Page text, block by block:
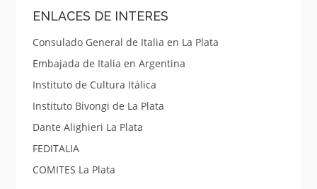
ENLACES DE INTERES
Consulado General de Italia en La Plata
Embajada de Italia en Argentina
Instituto de Cultura Itálica
Instituto Bivongi de La Plata
Dante Alighieri La Plata
FEDITALIA
COMITES La Plata